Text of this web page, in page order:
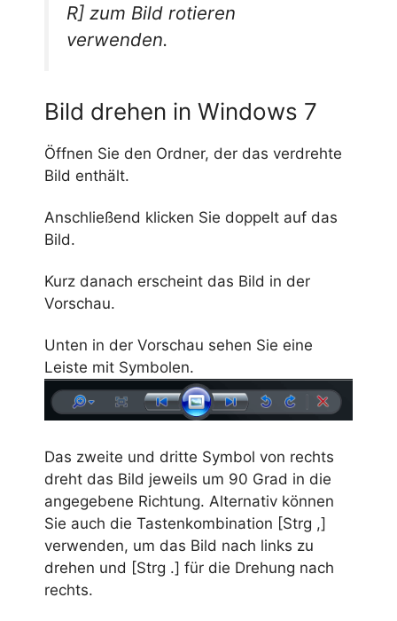
R] zum Bild rotieren
verwenden.
Bild drehen in Windows 7
Öffnen Sie den Ordner, der das verdrehte
Bild enthält.
Anschließend klicken Sie doppelt auf das
Bild.
Kurz danach erscheint das Bild in der
Vorschau.
Unten in der Vorschau sehen Sie eine
Leiste mit Symbolen.
Das zweite und dritte Symbol von rechts
dreht das Bild jeweils um 90 Grad in die
angegebene Richtung. Alternativ können
Sie auch die Tastenkombination [Strg ,]
verwenden, um das Bild nach links zu
drehen und [Strg .] für die Drehung nach
rechts.